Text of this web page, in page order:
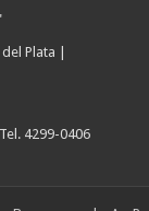
Plata |
4299-0406